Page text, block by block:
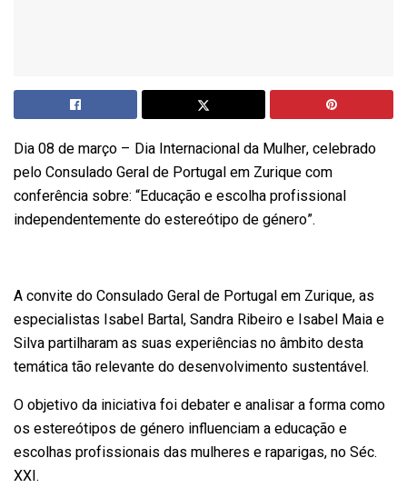
Dia 08 de março – Dia Internacional da Mulher, celebrado
pelo Consulado Geral de Portugal em Zurique com
conferência sobre: “Educação e escolha profissional
independentemente do estereótipo de género”.
A convite do Consulado Geral de Portugal em Zurique, as
especialistas Isabel Bartal, Sandra Ribeiro e Isabel Maia e
Silva partilharam as suas experiências no âmbito desta
temática tão relevante do desenvolvimento sustentável.
O objetivo da iniciativa foi debater e analisar a forma como
os estereótipos de género influenciam a educação e
escolhas profissionais das mulheres e raparigas, no Séc.
XXI.